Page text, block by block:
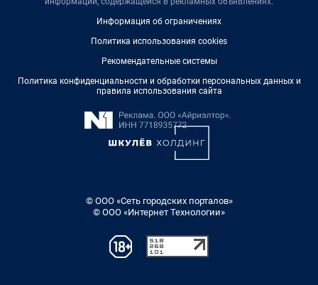
Информация об ограничениях
Политика использования cookies
Рекомендательные системы
Политика конфиденциальности и обработки персональных данных и
правила использования сайта
© ООО «Сеть городских порталов»
© ООО «Интернет Технологии»